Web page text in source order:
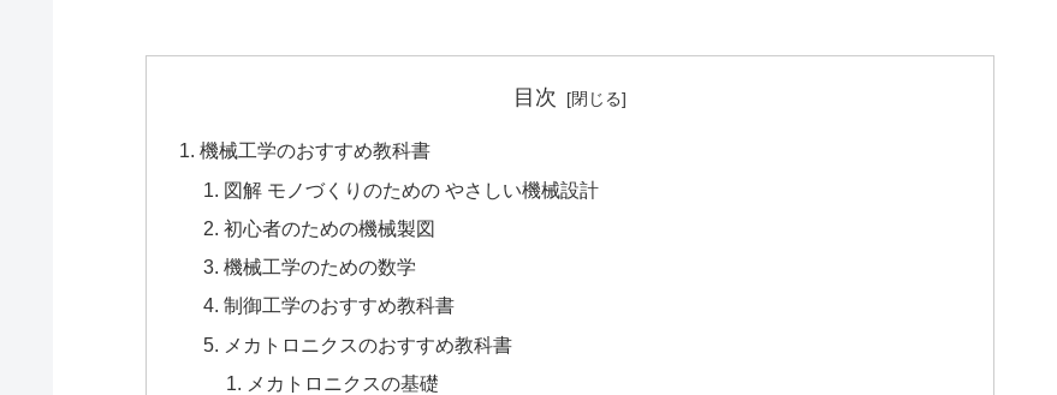
目次
機械工学のおすすめ教科書
図解 モノづくりのための やさしい機械設計
初心者のための機械製図
機械工学のための数学
制御工学のおすすめ教科書
メカトロニクスのおすすめ教科書
メカトロニクスの基礎